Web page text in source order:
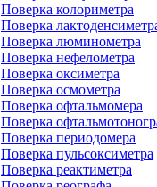
Поверка колориметра
Поверка
Поверка люминометра
Поверка нефелометра
Поверка оксиметра
Поверка осмометра
Поверка офтальмомера
Поверка
Поверка периодомера
Поверка пульсоксиметра
Поверка реактиметра